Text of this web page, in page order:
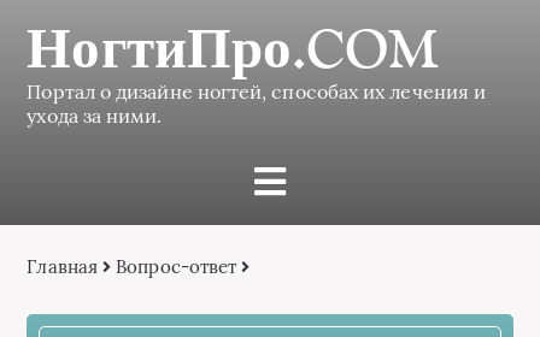
НогтиПро.COM
Портал о дизайне ногтей, способах их лечения и
ухода за ними.
Главная Вопрос-ответ